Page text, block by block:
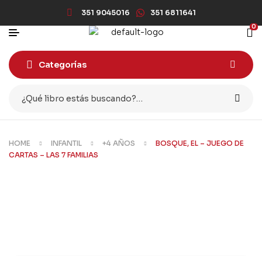
351 9045016 351 6811641
0
Categorías
HOME INFANTIL +4 AÑOS
BOSQUE, EL – JUEGO DE
CARTAS – LAS 7 FAMILIAS